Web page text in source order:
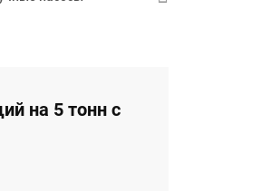
на 5 тонн с